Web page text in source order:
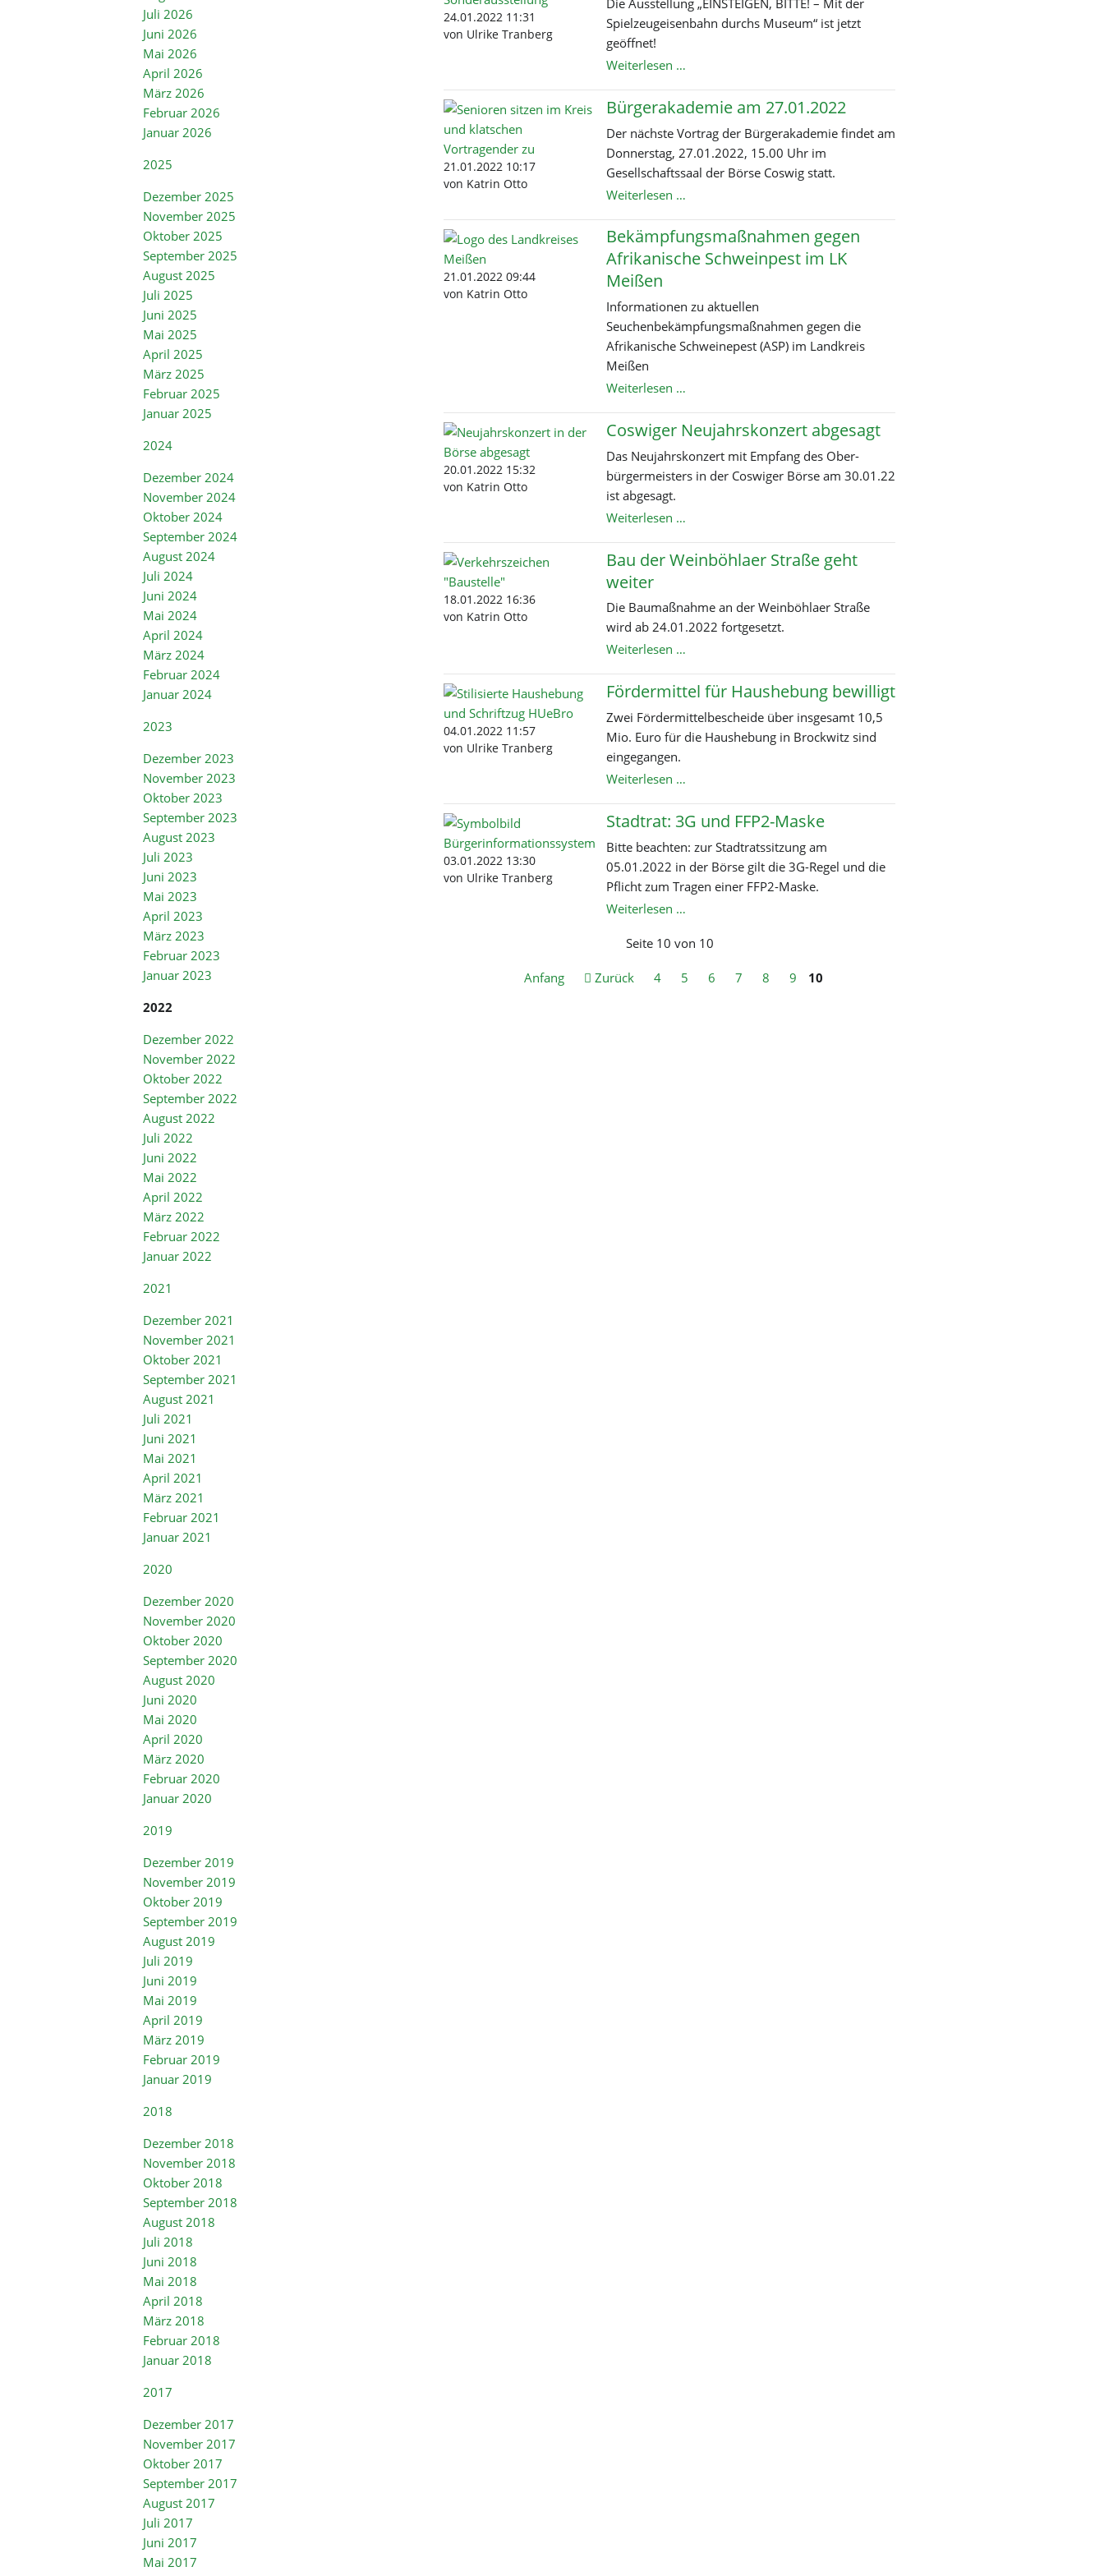
Hochwasser
Haushebung Brockwitz
Lockwitzbach
Mobilität & Verkehr
Baustelleninformationssystem
Straßensperrungen
Straßenreinigung
Radverkehrskonzept
Klimaschutzkonzept
Klimadashboard
Wärmeplanung
Klimaschutz Stadtverwaltung
GIHK Coswig
Quartiersmanagement
Bürgerberatung
Familie verbindet
Sport für Kids
Gemeinsam lesen
Reparatur-Café
Gemeinsam im Spitzgrund
Freizeitangebote
Lehrpfade
Sportvereine
Badesee
Familienangebote
Jugendangebote
Barockkirche Brockwitz
Bürgerpark
Karrasburg
Peter-Pauls-Kirche
Villa Teresa
Blaudruckerei Folprecht
Adventuregolf-Anlage
Badesee Kötitz
KARRAS - Rundweg
Friedewald
Spaargebirge
Einzelhändler
24.01.2022 11:31
von Ulrike Tranberg
Spielzeugeisenbahn durchs Museum“ ist jetzt
geöffnet!
Weiterlesen …
offen!
21.01.2022 10:17
von Katrin Otto
Bürgerakademie am 27.01.2022
Der nächste Vortrag der Bürger­akademie findet am
Donnerstag, 27.01.2022, 15.00 Uhr im
Gesellschafts­saal der Börse Coswig statt.
Weiterlesen …
27.01.2022
21.01.2022 09:44
von Katrin Otto
Bekämpfungsmaßnahmen gegen
Afrikanische Schweinpest im LK
Meißen
Informationen zu aktuellen
Seuchenbekämpfungsmaßnahmen gegen die
Afrikanische Schweine­pest (ASP) im Landkreis
Meißen
Weiterlesen …
Afrikanische
im
LK
20.01.2022 15:32
von Katrin Otto
Coswiger Neujahrskonzert abgesagt
Das Neujahrskonzert mit Empfang des Ober­
bürger­meisters in der Coswiger Börse am 30.01.22
ist abgesagt.
Weiterlesen …
abgesagt
18.01.2022 16:36
von Katrin Otto
Bau der Weinböhlaer Straße geht
weiter
Die Baumaßnahme an der Weinböhlaer Straße
wird ab 24.01.2022 fortgesetzt.
Weiterlesen …
Weinböhlaer
geht
weiter
04.01.2022 11:57
von Ulrike Tranberg
Fördermittel für Haushebung bewilligt
Zwei Fördermittelbescheide über insgesamt 10,5
Mio. Euro für die Haushebung in Brockwitz sind
eingegangen.
Weiterlesen …
Haushebung
03.01.2022 13:30
von Ulrike Tranberg
Stadtrat: 3G und FFP2-Maske
Bitte beachten: zur Stadtratssitzung am
05.01.2022 in der Börse gilt die 3G-Regel und die
Pflicht zum Tragen einer FFP2-Maske.
Weiterlesen …
und
Maske
Seite 10 von 10
Anfang Zurück 4 5 6 7 8 9 10
Juli 2026
Juni 2026
Mai 2026
April 2026
März 2026
Februar 2026
Januar 2026
2025
Dezember 2025
November 2025
Oktober 2025
September 2025
August 2025
Juli 2025
Juni 2025
Mai 2025
April 2025
März 2025
Februar 2025
Januar 2025
2024
Dezember 2024
November 2024
Oktober 2024
September 2024
August 2024
Juli 2024
Juni 2024
Mai 2024
April 2024
März 2024
Februar 2024
Januar 2024
2023
Dezember 2023
November 2023
Oktober 2023
September 2023
August 2023
Juli 2023
Juni 2023
Mai 2023
April 2023
März 2023
Februar 2023
Januar 2023
2022
Dezember 2022
November 2022
Oktober 2022
September 2022
August 2022
Juli 2022
Juni 2022
Mai 2022
April 2022
März 2022
Februar 2022
Januar 2022
2021
Dezember 2021
November 2021
Oktober 2021
September 2021
August 2021
Juli 2021
Juni 2021
Mai 2021
April 2021
März 2021
Februar 2021
Januar 2021
2020
Dezember 2020
November 2020
Oktober 2020
September 2020
August 2020
Juni 2020
Mai 2020
April 2020
März 2020
Februar 2020
Januar 2020
2019
Dezember 2019
November 2019
Oktober 2019
September 2019
August 2019
Juli 2019
Juni 2019
Mai 2019
April 2019
März 2019
Februar 2019
Januar 2019
2018
Dezember 2018
November 2018
Oktober 2018
September 2018
August 2018
Juli 2018
Juni 2018
Mai 2018
April 2018
März 2018
Februar 2018
Januar 2018
2017
Dezember 2017
November 2017
Oktober 2017
September 2017
August 2017
Juli 2017
Juni 2017
Mai 2017